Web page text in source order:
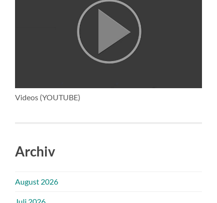
Videos (YOUTUBE)
Archiv
August 2026